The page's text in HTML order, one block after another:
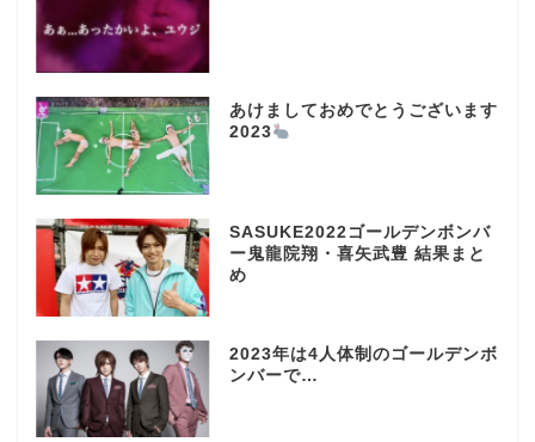
あけましておめでとうございます
2023
SASUKE2022ゴールデンボンバ
ー鬼龍院翔・喜矢武豊 結果まと
め
2023年は4人体制のゴールデンボ
ンバーで…